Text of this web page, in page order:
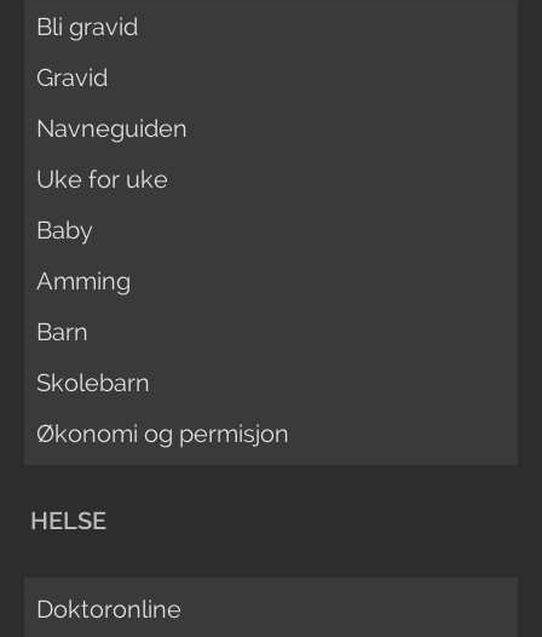
Bli gravid
Gravid
Navneguiden
Uke for uke
Baby
Amming
Barn
Skolebarn
Økonomi og permisjon
HELSE
Doktoronline